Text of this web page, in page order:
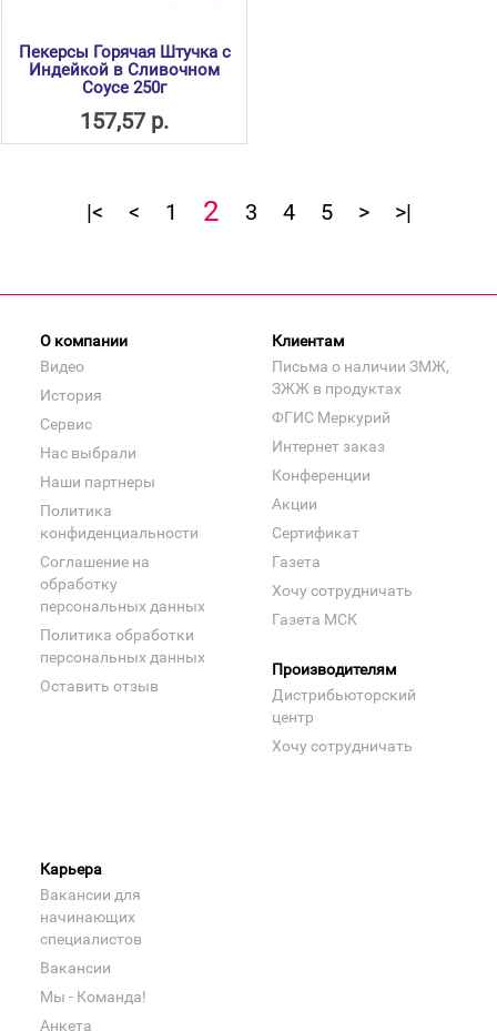
Пекерсы Горячая Штучка с
Индейкой в Сливочном
Соусе 250г
157,57 р.
|< < 1 2 3 4 5 > >|
О компании
Видео
История
Сервис
Нас выбрали
Наши партнеры
Политика
конфиденциальности
Соглашение на
обработку
персональных данных
Политика обработки
персональных данных
Оставить отзыв
Клиентам
Письма о наличии ЗМЖ,
ЗЖЖ в продуктах
ФГИС Меркурий
Интернет заказ
Конференции
Акции
Сертификат
Газета
Хочу сотрудничать
Газета МСК
Производителям
Дистрибьюторский
центр
Хочу сотрудничать
Карьера
Вакансии для
начинающих
специалистов
Вакансии
Мы - Команда!
Анкета